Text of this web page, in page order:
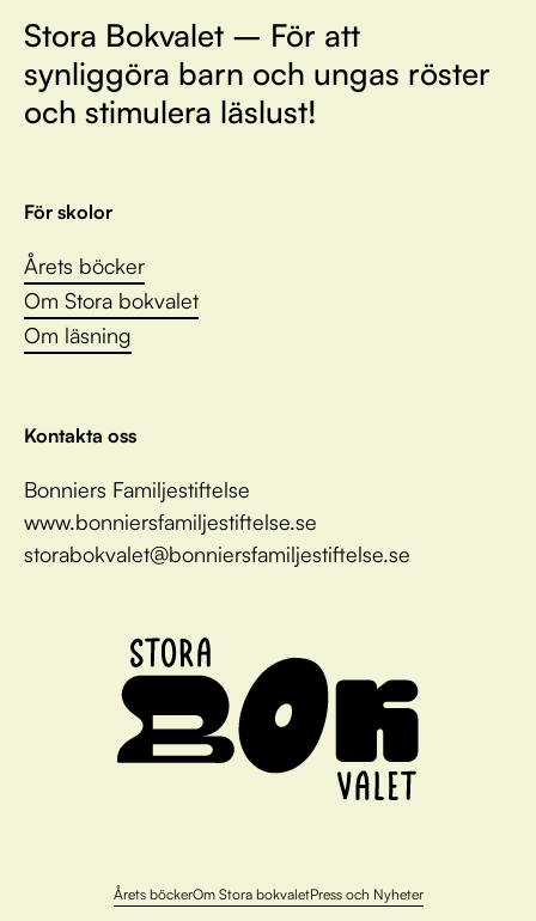
Stora Bokvalet – För att
synliggöra barn och ungas röster
och stimulera läslust!
För skolor
Årets böcker
Om Stora bokvalet
Om läsning
Kontakta oss
Bonniers Familjestiftelse
www.bonniersfamiljestiftelse.se
storabokvalet@bonniersfamiljestiftelse.se
Årets böckerOm Stora bokvaletPress och Nyheter